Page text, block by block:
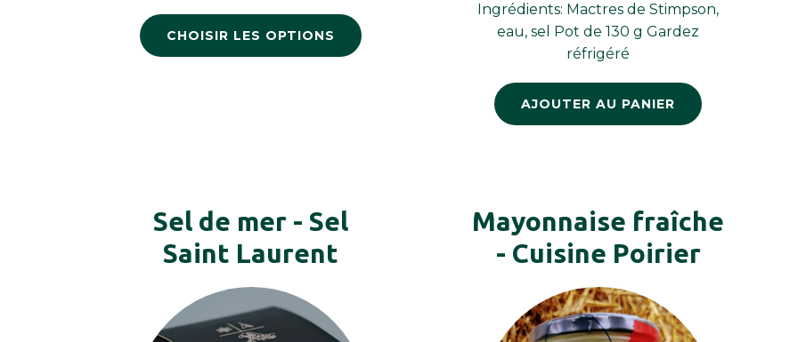
CHOISIR LES OPTIONS
Ingrédients: Mactres de Stimpson,
eau, sel Pot de 130 g Gardez
réfrigéré
AJOUTER AU PANIER
Sel de mer - Sel
Saint Laurent
Mayonnaise fraîche
- Cuisine Poirier